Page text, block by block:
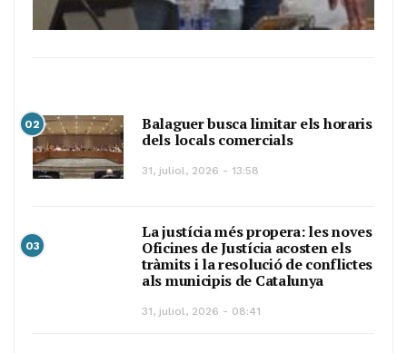
02
Balaguer busca limitar els horaris
dels locals comercials
31, juliol, 2026 - 13:58
03
La justícia més propera: les noves
Oficines de Justícia acosten els
tràmits i la resolució de conflictes
als municipis de Catalunya
31, juliol, 2026 - 08:41